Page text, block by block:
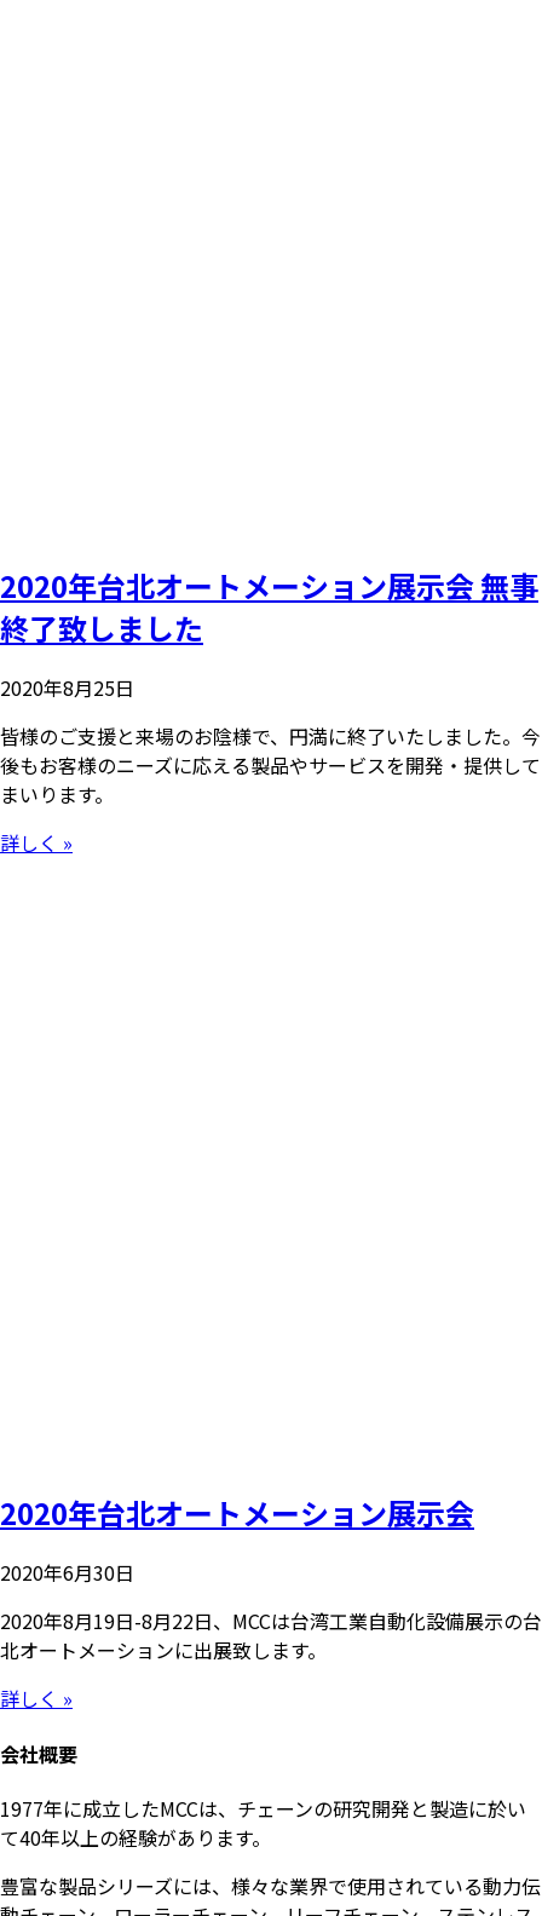
2020年台北オートメーション展示会 無事
終了致しました
2020年8月25日
皆様のご支援と来場のお陰様で、円満に終了いたしました。今
後もお客様のニーズに応える製品やサービスを開発・提供して
まいります。
詳しく »
2020年台北オートメーション展示会
2020年6月30日
2020年8月19日-8月22日、MCCは台湾工業自動化設備展示の台
北オートメーションに出展致します。
詳しく »
会社概要
1977年に成立したMCCは、チェーンの研究開発と製造に於い
て40年以上の経験があります。
豊富な製品シリーズには、様々な業界で使用されている動力伝